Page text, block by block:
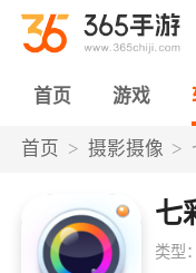
首页 游戏
首页 摄影摄像
七
类型